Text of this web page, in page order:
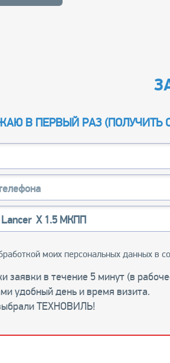
В ПЕРВЫЙ РАЗ (ПОЛУЧИТЬ
моих персональных данных в
заявки в течение 5 минут (в
удобный день и время визита.
ТЕХНОВИЛЬ!